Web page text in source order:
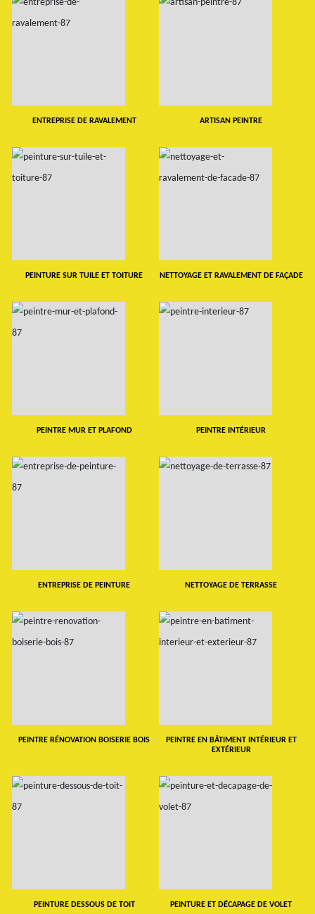
ENTREPRISE DE RAVALEMENT ARTISAN PEINTRE
PEINTURE SUR TUILE ET TOITURE NETTOYAGE ET RAVALEMENT DE FAÇADE
PEINTRE MUR ET PLAFOND PEINTRE INTÉRIEUR
ENTREPRISE DE PEINTURE NETTOYAGE DE TERRASSE
PEINTRE RÉNOVATION BOISERIE BOIS
PEINTRE EN BÂTIMENT INTÉRIEUR ET
EXTÉRIEUR
PEINTURE DESSOUS DE TOIT PEINTURE ET DÉCAPAGE DE VOLET